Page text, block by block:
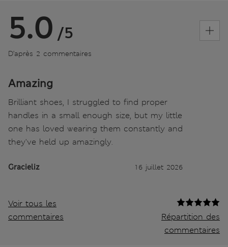
5.0 /5
D’après 2 commentaires
Amazing
Brilliant shoes, I struggled to find proper
handles in a small enough size, but my little
one has loved wearing them constantly and
they've held up amazingly.
Gracieliz 16 juillet 2026
Voir tous les
commentaires
Répartition des
commentaires